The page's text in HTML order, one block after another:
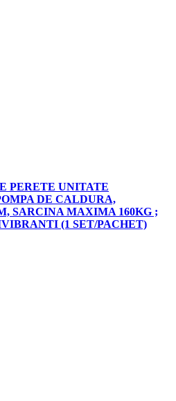
PERETE UNITATE
DE CALDURA,
SARCINA MAXIMA 160KG ;
(1 SET/PACHET)